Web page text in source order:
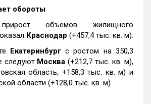
обороты
объемов жилищного
Краснодар (+457,4 тыс. кв. м).
Екатеринбургс ростом на 350,3
следуют Москва (+212,7 тыс. кв. м),
область, +158,3 тыс. кв. м) и
области (+128,0 тыс. кв. м).